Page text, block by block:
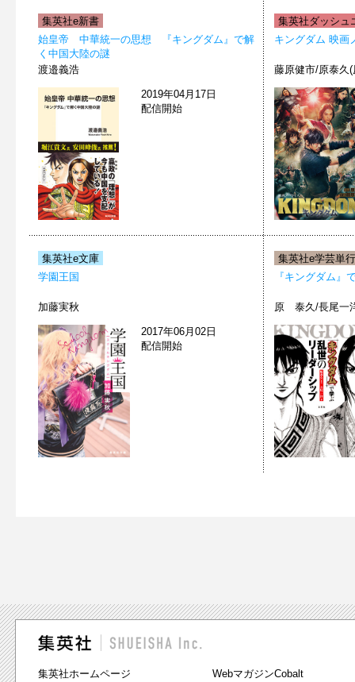
集英社e新書
始皇帝 中華統一の思想 『キングダム』で解
く中国大陸の謎
渡邉義浩
2019年04月17日
配信開始
集英社ダッシュ
キングダム 映画
藤原健市/原泰久(
集英社e文庫
学園王国
加藤実秋
2017年06月02日
配信開始
集英社e学芸単
『キングダム
原 泰久/長尾一
集英社ホームページ
WebマガジンCobalt